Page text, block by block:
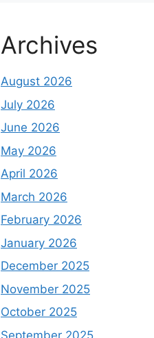
Archives
August 2026
July 2026
June 2026
May 2026
April 2026
March 2026
February 2026
January 2026
December 2025
November 2025
October 2025
September 2025